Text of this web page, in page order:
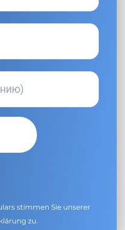
stimmen Sie unserer
zu.